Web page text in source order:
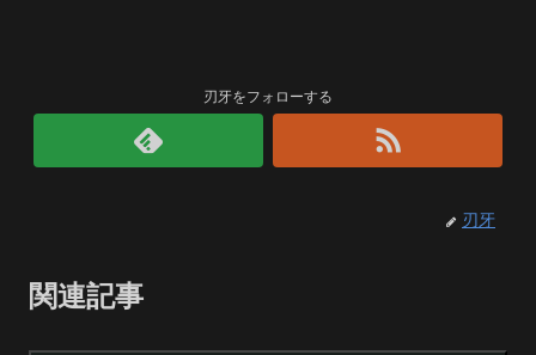
刃牙をフォローする
刃牙
関連記事